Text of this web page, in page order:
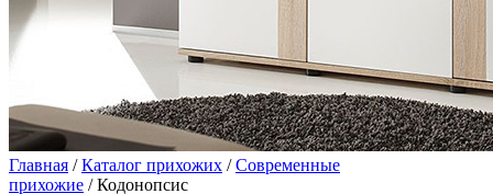
Главная /Каталог прихожих /Современные
прихожие / Кодонопсис